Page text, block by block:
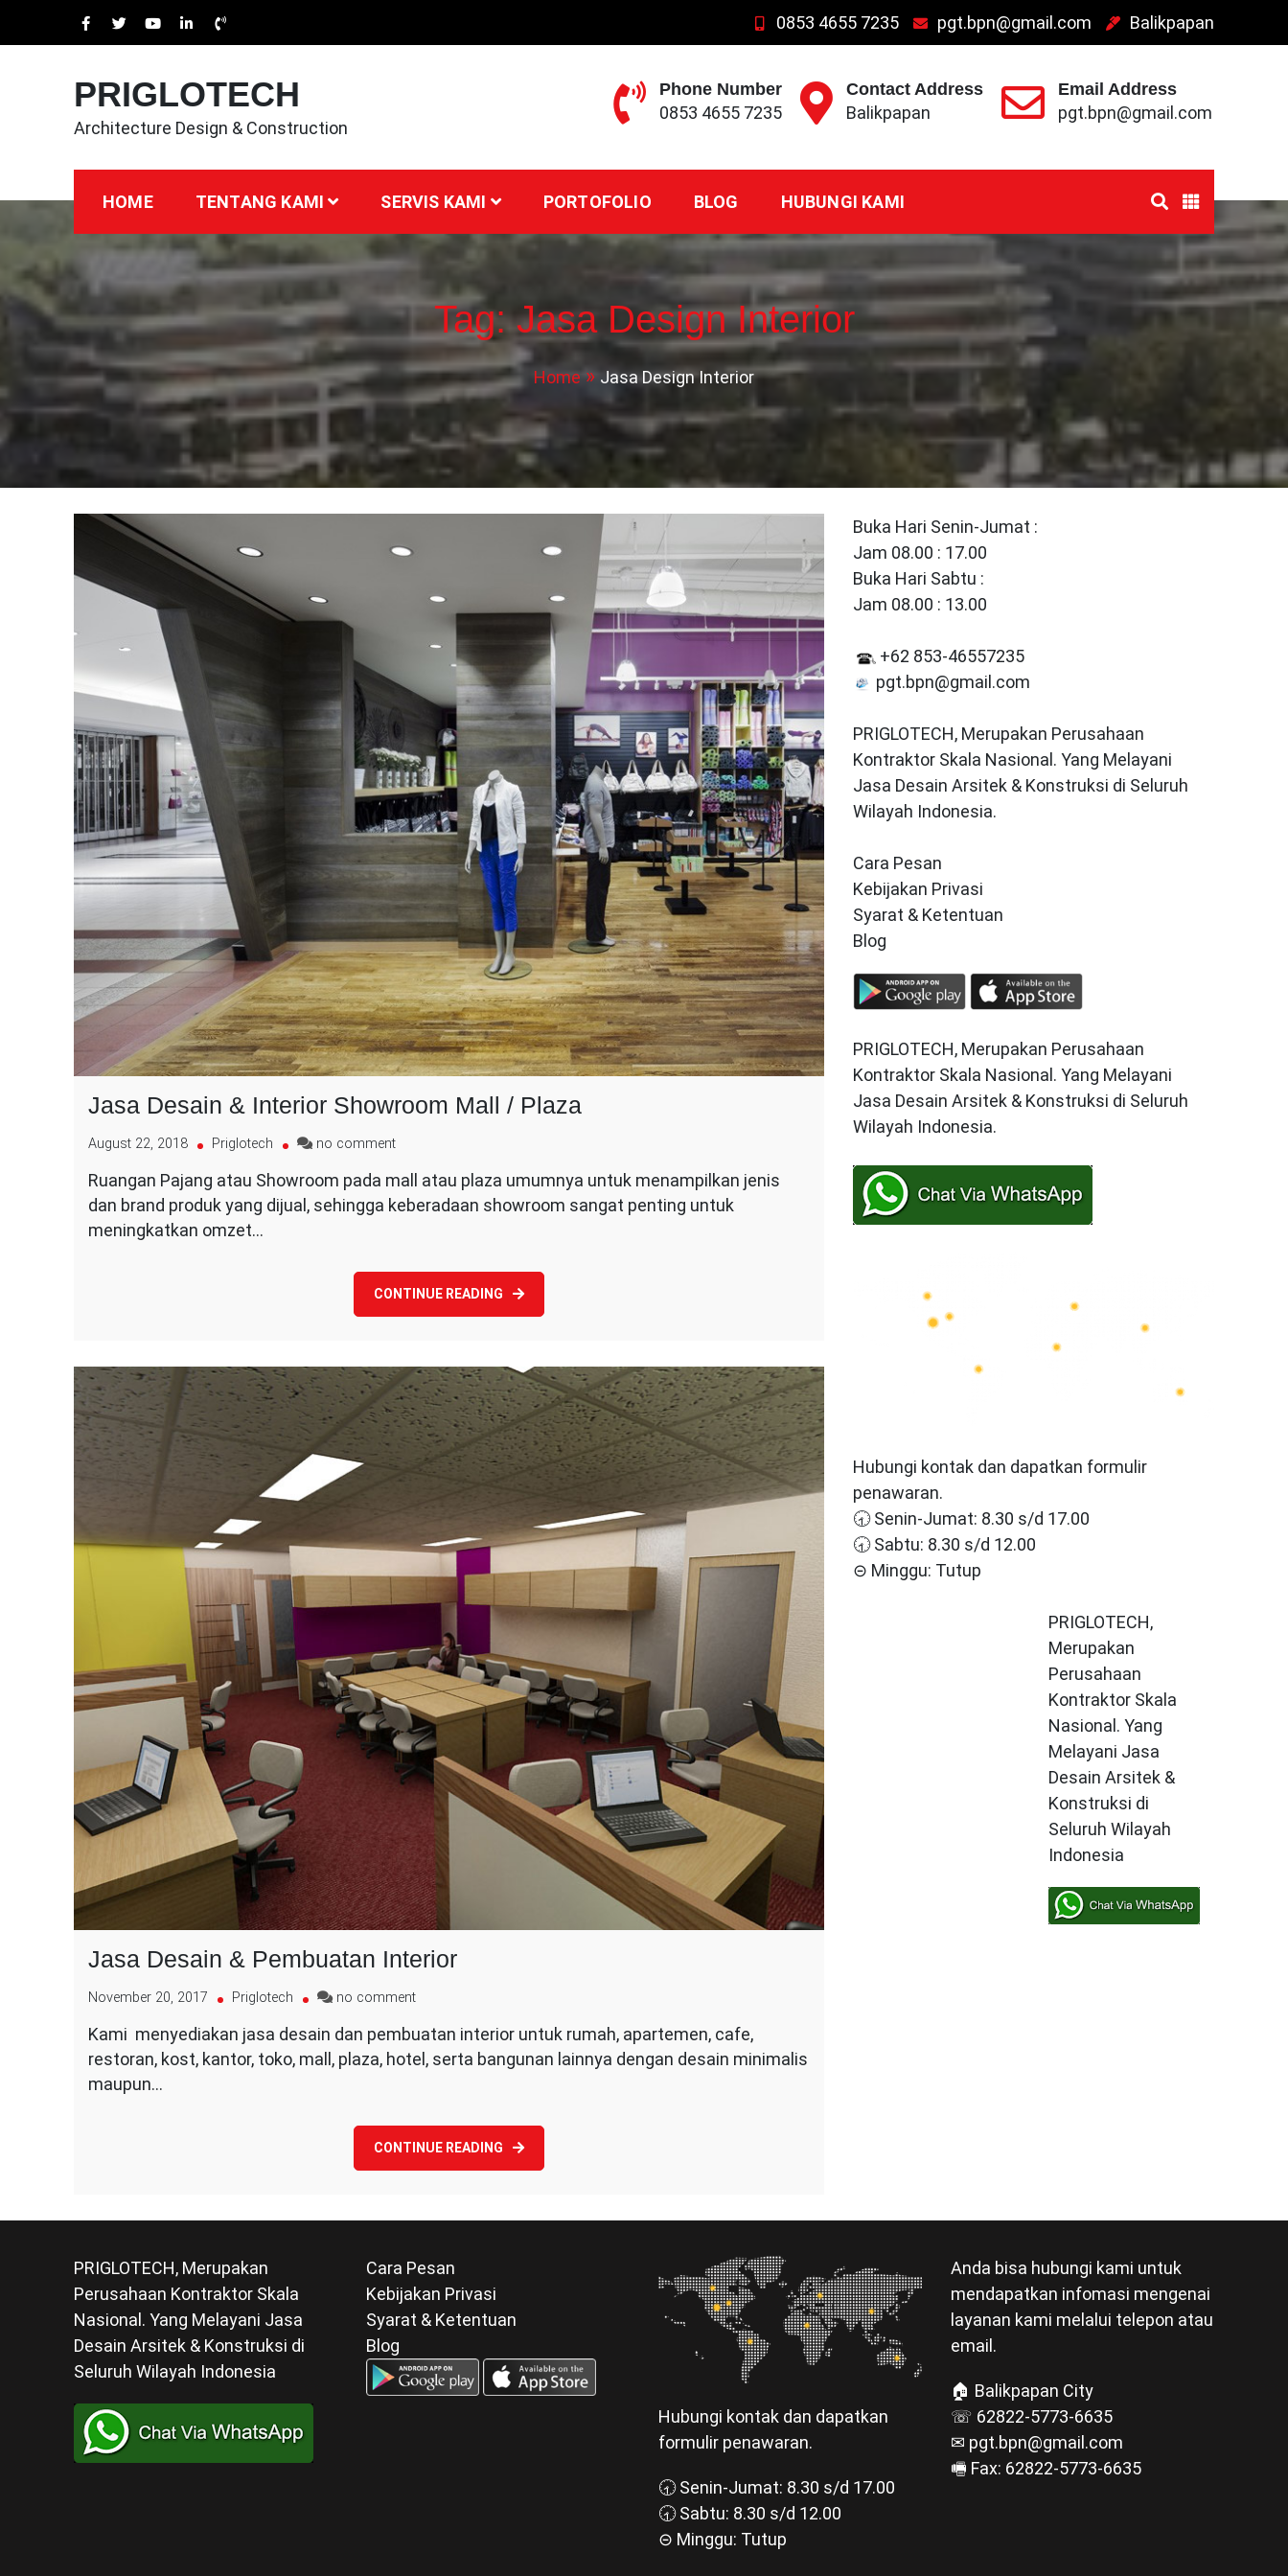
0853 4655 7235 pgt.bpn@gmail.com Balikpapan
PRIGLOTECH
Architecture Design & Construction
Phone Number
0853 4655 7235
Contact Address
Balikpapan
Email Address
pgt.bpn@gmail.com
HOME TENTANG KAMI SERVIS KAMI PORTOFOLIO BLOG HUBUNGI KAMI
Tag:Jasa Design Interior
Home Jasa Design Interior
Jasa Desain & Interior Showroom Mall / Plaza
August 22, 2018 Priglotech no commenton
Desain
&
/
Ruangan Pajang atau Showroom pada mall atau plaza umumnya untuk menampilkan jenis
dan brand produk yang dijual, sehingga keberadaan showroom sangat penting untuk
meningkatkan omzet…
CONTINUE READING
Jasa Desain & Pembuatan Interior
November 20, 2017 Priglotech no commenton
Desain
&
Kami menyediakan jasa desain dan pembuatan interior untuk rumah, apartemen, cafe,
restoran, kost, kantor, toko, mall, plaza, hotel, serta bangunan lainnya dengan desain minimalis
maupun…
CONTINUE READING
Buka Hari Senin-Jumat :
Jam 08.00 : 17.00
Buka Hari Sabtu :
Jam 08.00 : 13.00
+62 853-46557235
pgt.bpn@gmail.com
PRIGLOTECH, Merupakan Perusahaan
Kontraktor Skala Nasional. Yang Melayani
Jasa Desain Arsitek & Konstruksi di Seluruh
Wilayah Indonesia.
Cara Pesan
Kebijakan Privasi
Syarat & Ketentuan
Blog
PRIGLOTECH, Merupakan Perusahaan
Kontraktor Skala Nasional. Yang Melayani
Jasa Desain Arsitek & Konstruksi di Seluruh
Wilayah Indonesia.
Hubungi kontak dan dapatkan formulir
penawaran.
🕣 Senin-Jumat: 8.30 s/d 17.00
🕣 Sabtu: 8.30 s/d 12.00
⊝ Minggu: Tutup
PRIGLOTECH,
Merupakan
Perusahaan
Kontraktor Skala
Nasional. Yang
Melayani Jasa
Desain Arsitek &
Konstruksi di
Seluruh Wilayah
Indonesia
PRIGLOTECH, Merupakan
Perusahaan Kontraktor Skala
Nasional. Yang Melayani Jasa
Desain Arsitek & Konstruksi di
Seluruh Wilayah Indonesia
Cara Pesan
Kebijakan Privasi
Syarat & Ketentuan
Blog
Hubungi kontak dan dapatkan
formulir penawaran.
🕣 Senin-Jumat: 8.30 s/d 17.00
🕣 Sabtu: 8.30 s/d 12.00
⊝ Minggu: Tutup
Anda bisa hubungi kami untuk
mendapatkan infomasi mengenai
layanan kami melalui telepon atau
email.
🏠 Balikpapan City
☏ 62822-5773-6635
✉ pgt.bpn@gmail.com
🖷 Fax: 62822-5773-6635